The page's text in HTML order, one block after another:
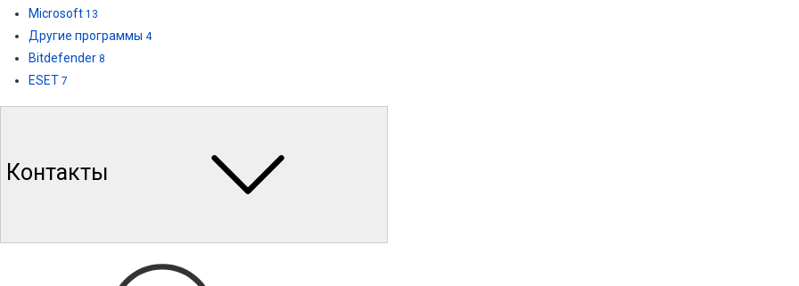
Microsoft 13
Другие программы 4
Bitdefender 8
ESET 7
Контакты